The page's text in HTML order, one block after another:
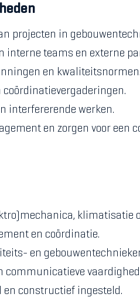
projecten in
interne teams en externe
en kwaliteitsnormen.
coördinatievergaderingen.
interfererende werken.
en zorgen voor een
klimatisatie
en coördinatie.
en
communicatieve
en constructief ingesteld.